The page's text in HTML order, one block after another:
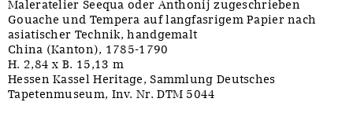
Maleratelier Seequa oder Anthonij zugeschrieben
Gouache und Tempera auf langfasrigem Papier nach
asiatischer Technik, handgemalt
China (Kanton), 1785-1790
H. 2,84 x B. 15,13 m
Hessen Kassel Heritage, Sammlung Deutsches
Tapetenmuseum, Inv. Nr. DTM 5044